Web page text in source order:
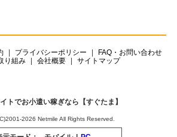
プライバシーポリシー
FAQ・お問い合わせ
り組み
会社概要 サイトマップ
トでお小遣い稼ぎなら【すぐたま】
2026 Netmile All Rights Reserved.